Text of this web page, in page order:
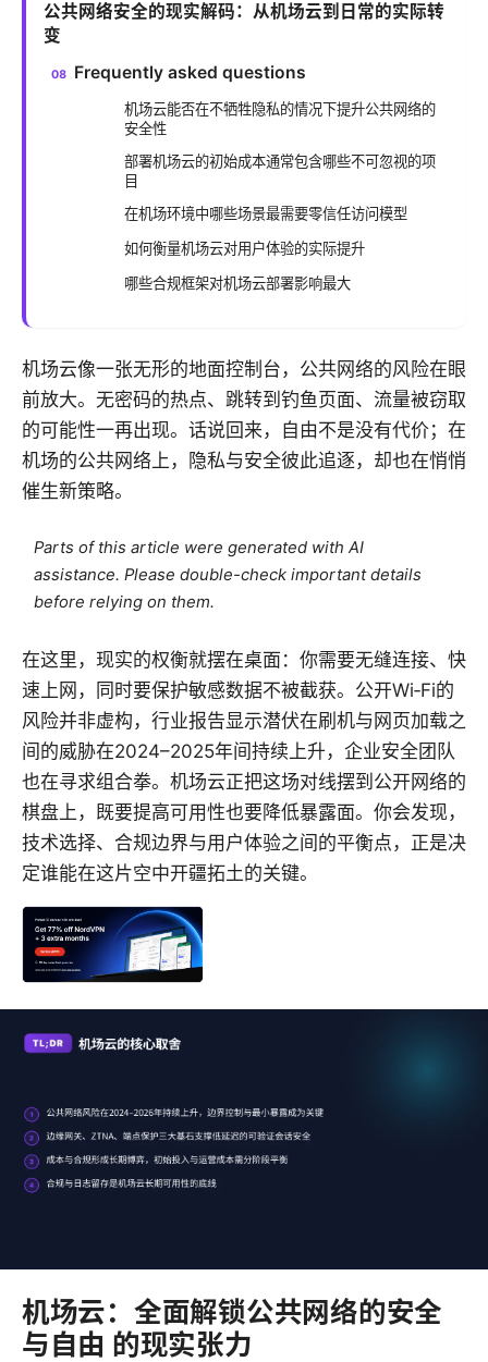
公共网络安全的现实解码：从机场云到日常的实际转
变
Frequently asked questions
机场云能否在不牺牲隐私的情况下提升公共网络的
安全性
部署机场云的初始成本通常包含哪些不可忽视的项
目
在机场环境中哪些场景最需要零信任访问模型
如何衡量机场云对用户体验的实际提升
哪些合规框架对机场云部署影响最大
机场云像一张无形的地面控制台，公共网络的风险在眼
前放大。无密码的热点、跳转到钓鱼页面、流量被窃取
的可能性一再出现。话说回来，自由不是没有代价；在
机场的公共网络上，隐私与安全彼此追逐，却也在悄悄
催生新策略。
Parts of this article were generated with AI
assistance. Please double-check important details
before relying on them.
在这里，现实的权衡就摆在桌面：你需要无缝连接、快
速上网，同时要保护敏感数据不被截获。公开Wi‑Fi的
风险并非虚构，行业报告显示潜伏在刷机与网页加载之
间的威胁在2024–2025年间持续上升，企业安全团队
也在寻求组合拳。机场云正把这场对线摆到公开网络的
棋盘上，既要提高可用性也要降低暴露面。你会发现，
技术选择、合规边界与用户体验之间的平衡点，正是决
定谁能在这片空中开疆拓土的关键。
机场云：全面解锁公共网络的安全
与自由 的现实张力